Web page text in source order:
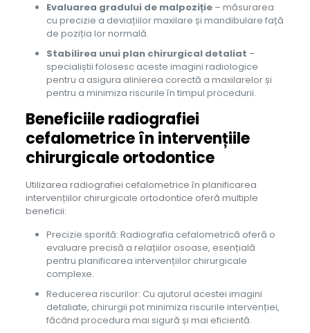
Evaluarea gradului de malpoziție– măsurarea
cu precizie a deviațiilor maxilare și mandibulare față
de poziția lor normală.
Stabilirea unui plan chirurgical detaliat –
specialiștii folosesc aceste imagini radiologice
pentru a asigura alinierea corectă a maxilarelor și
pentru a minimiza riscurile în timpul procedurii.
Beneficiile radiografiei
cefalometrice în intervențiile
chirurgicale ortodontice
Utilizarea radiografiei cefalometrice în planificarea
intervențiilor chirurgicale ortodontice oferă multiple
beneficii:
Precizie sporită: Radiografia cefalometrică oferă o
evaluare precisă a relațiilor osoase, esențială
pentru planificarea intervențiilor chirurgicale
complexe.
Reducerea riscurilor: Cu ajutorul acestei imagini
detaliate, chirurgii pot minimiza riscurile intervenției,
făcând procedura mai sigură și mai eficientă.